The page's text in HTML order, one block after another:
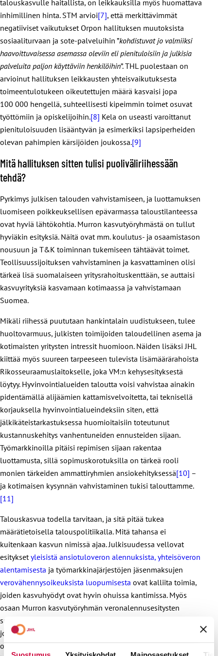
talouskasvulle haitallista, on leikkauksilla myös huomattava
inhimillinen hinta. STM arvioi[7], että merkittävimmät
negatiiviset vaikutukset Orpon hallituksen muutoksista
sosiaaliturvaan ja sote-palveluihin ”kohdistuvat jo valmiiksi
haavoittuvaisessa asemassa oleviin eli pienituloisiin ja julkisia
palveluita paljon käyttäviin henkilöihin”. THL puolestaan on
arvioinut hallituksen leikkausten yhteisvaikutuksesta
toimeentulotukeen oikeutettujen määrä kasvaisi jopa
100 000 hengellä, suhteellisesti kipeimmin toimet osuvat
työttömiin ja opiskelijoihin.[8] Kela on useasti varoittanut
pienituloisuuden lisääntyvän ja esimerkiksi lapsiperheiden
olevan pahimpien kärsijöiden joukossa.[9]
Mitä hallituksen sitten tulisi puoliväliriihessään
tehdä?
Pyrkimys julkisen talouden vahvistamiseen, ja luottamuksen
luomiseen poikkeuksellisen epävarmassa taloustilanteessa
ovat hyviä lähtökohtia. Murron kasvutyöryhmästä on tullut
hyviäkin esityksiä. Näitä ovat mm. koulutus- ja osaamistason
nousuun ja T&K toiminnan tukemiseen tähtäävät toimet.
Teollisuussijoituksen vahvistaminen ja kasvattaminen olisi
tärkeä lisä suomalaiseen yritysrahoituskenttään, se auttaisi
kasvuyrityksiä kasvamaan kotimaassa ja vahvistamaan
Suomea.
Mikäli riihessä puututaan hankintalain uudistukseen, tulee
huoltovarmuus, julkisten toimijoiden taloudellinen asema ja
kotimaisten yritysten intressit huomioon. Näiden lisäksi JHL
kiittää myös suureen tarpeeseen tulevista lisämäärärahoista
Rikosseuraamuslaitokselle, joka VM:n kehysesityksestä
löytyy. Hyvinvointialueiden taloutta voisi vahvistaa ainakin
pidentämällä alijäämien kattamisvelvoitetta, tai teknisellä
korjauksella hyvinvointialueindeksiin siten, että
jälkikäteistarkastuksessa huomioitaisiin toteutunut
kustannuskehitys vanhentuneiden ennusteiden sijaan.
Työmarkkinoilla pitäisi repimisen sijaan rakentaa
luottamusta, sillä sopimuskorotuksilla on tärkeä rooli
monien tärkeiden ammattiryhmien ansiokehityksessä[10] –
ja kotimaisen kysynnän vahvistaminen tukisi talouttamme.
[11]
Talouskasvua todella tarvitaan, ja sitä pitää tukea
määrätietoisella talouspolitiikalla. Mitä tahansa ei
kuitenkaan kasvun nimissä ajaa. Julkisuudessa vellovat
esitykset yleisistä ansiotuloveron alennuksista, yhteisöveron
alentamisesta ja työmarkkinajärjestöjen jäsenmaksujen
verovähennysoikeuksista luopumisesta ovat kalliita toimia,
joiden kasvuhyödyt ovat hyvin ohuissa kantimissa. Myös
osaan Murron kasvutyöryhmän veronalennusesitysten
suhteen on syytä olla kriittinen. Mahdolliset kasvuhyödyt,
joita perintöveron poistolla, osakesäästötilin laajennuksella,
osinkoverotuksen alentaminen suuromistajilta tai